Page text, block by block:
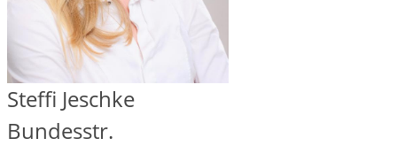
Steffi Jeschke
Bundesstr.